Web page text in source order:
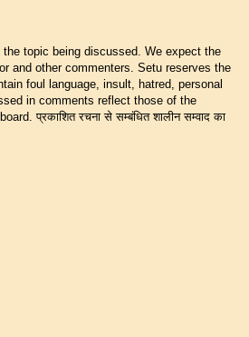
topic being discussed. We expect the
and other commenters. Setu reserves the
foul language, insult, hatred, personal
in comments reflect those of the
प्रकाशित रचना से सम्बंधित शालीन सम्वाद का